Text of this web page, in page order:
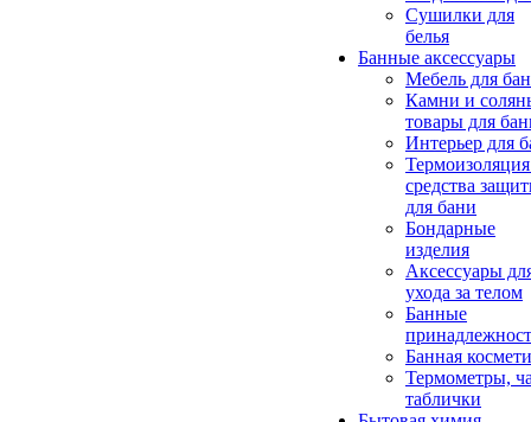
Сушилки для
белья
Банные аксессуары
Мебель для
Камни и
товары для
Интерьер для
средства
для бани
Бондарные
изделия
Аксеcсуары
ухода за телом
Банные
Банная
Термометры,
таблички